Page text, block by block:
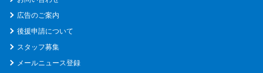
広告のご案内
後援申請について
スタッフ募集
メールニュース登録